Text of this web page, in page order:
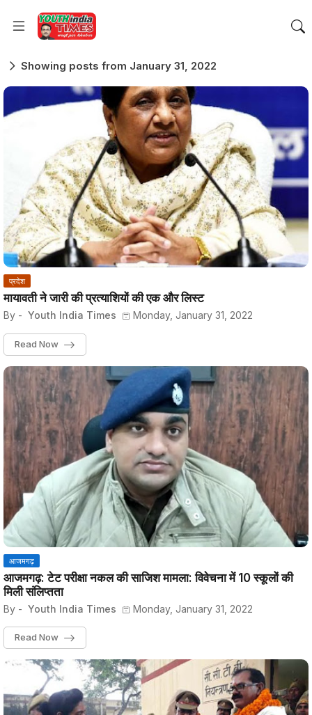
Showing posts from January 31, 2022
प्रदेश
मायावती ने जारी की प्रत्याशियों की एक और लिस्ट
By - Youth India Times Monday, January 31, 2022
Read Now
आजमगढ़
आजमगढ़: टेट परीक्षा नकल की साजिश मामला: विवेचना में 10 स्कूलों की
मिली संलिप्तता
By - Youth India Times Monday, January 31, 2022
Read Now